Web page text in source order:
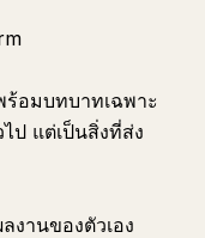
อมบทบาทเฉพาะ
ป แต่เป็นสิ่งที่ส่ง
านของตัวเอง